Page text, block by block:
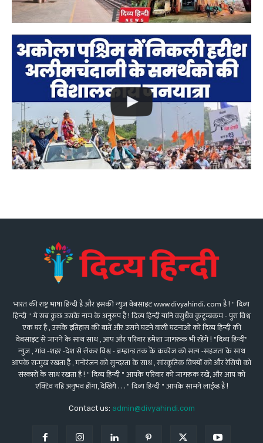
भारत की राष्ट्र भाषा हिन्दी है और इसकी न्युज़ वेबसाइट www.divyahindi. com है ! " दिव्य
हिन्दी " मे सब कुछ उसके नाम के अनुरूप है ! दिव्य हिन्दी यानि वसुधैव कुटूम्बकम - पुरा विश्व
एक घर है , उसकॆ इतिहास की बातें और उसमे घटने वाली घटनाओ को दिव्य हिन्दी की
वेबसाइट से जानने के साथ साथ , आप और परिवार हमेशा जागरुक भी रहेंगे ! "दिव्य हिन्दी"
न्युज़ , गांव -शहर -देश से लेकर विश्व - ब्रम्हान्ड तक कॆ कवरेज को सत्य -सहजता के साथ
आपके सन्मुख रखता है , मनोरंजन को सुन्दरता के साथ , सांस्कृतिक विषयों को और रेसिपी को
संस्कारों के साथ रखता है ! " दिव्य हिन्दी " आपके परिवार को जागरूक रखे, और आप को
एक्टिव यहि अनुभव होंगा, देखिये . . . " दिव्य हिन्दी " आपके सामने लाईव्ह है !
Contact us: admin@divyahindi.com